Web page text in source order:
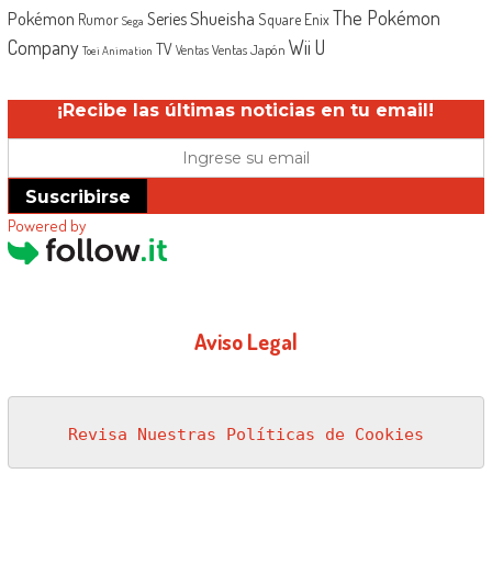
Pokémon Rumor Sega SeriesShueisha Square EnixThe Pokémon
Company Toei Animation TV Ventas Ventas Japón Wii U
¡Recibe las últimas noticias en tu email!
Suscribirse
Powered by
Aviso Legal
Revisa Nuestras Políticas de Cookies